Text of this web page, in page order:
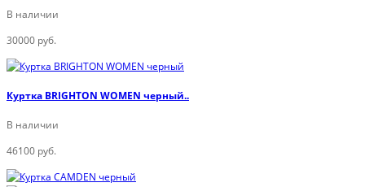
В наличии
30000 руб.
Куртка BRIGHTON WOMEN черный..
В наличии
46100 руб.